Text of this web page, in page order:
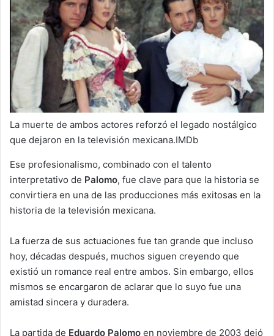
La muerte de ambos actores reforzó el legado nostálgico
que dejaron en la televisión mexicana.IMDb
Ese profesionalismo, combinado con el talento
interpretativo de Palomo, fue clave para que la historia se
convirtiera en una de las producciones más exitosas en la
historia de la televisión mexicana.
La fuerza de sus actuaciones fue tan grande que incluso
hoy, décadas después, muchos siguen creyendo que
existió un romance real entre ambos. Sin embargo, ellos
mismos se encargaron de aclarar que lo suyo fue una
amistad sincera y duradera.
La partida de Eduardo Palomo en noviembre de 2003 dejó